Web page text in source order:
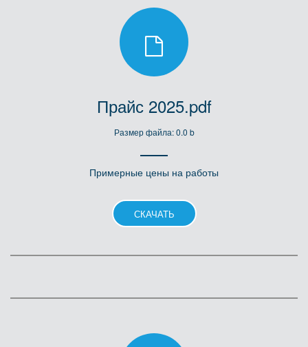
Прайс 2025.pdf
Размер файла: 0.0 b
Примерные цены на работы
СКАЧАТЬ